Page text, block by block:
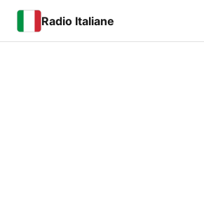
Radio Italiane